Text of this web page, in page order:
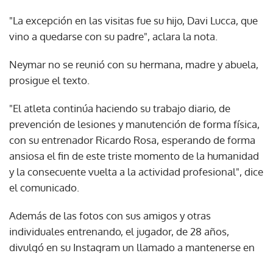
"La excepción en las visitas fue su hijo, Davi Lucca, que
vino a quedarse con su padre", aclara la nota.
Neymar no se reunió con su hermana, madre y abuela,
prosigue el texto.
"El atleta continúa haciendo su trabajo diario, de
prevención de lesiones y manutención de forma física,
con su entrenador Ricardo Rosa, esperando de forma
ansiosa el fin de este triste momento de la humanidad
y la consecuente vuelta a la actividad profesional", dice
el comunicado.
Además de las fotos con sus amigos y otras
individuales entrenando, el jugador, de 28 años,
divulgó en su Instagram un llamado a mantenerse en